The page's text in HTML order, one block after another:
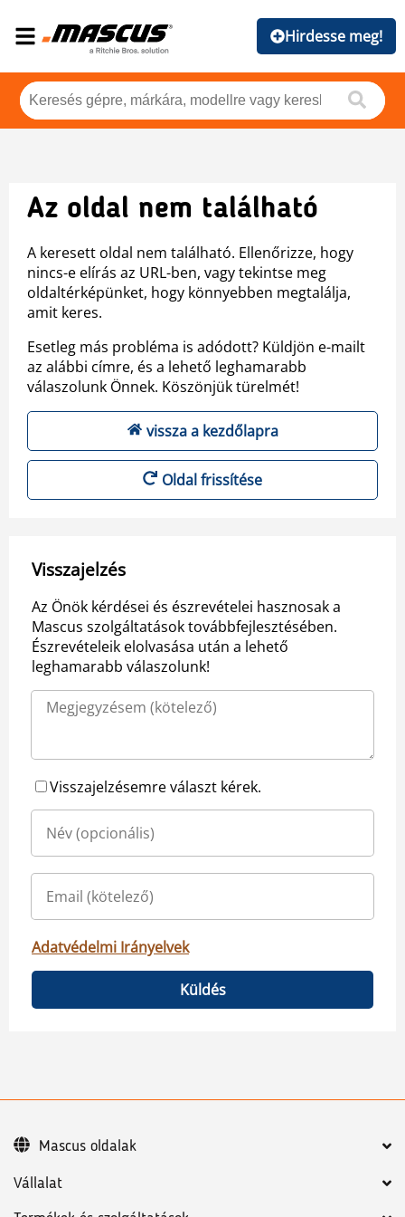
Hirdesse meg!
Az oldal nem található
A keresett oldal nem található. Ellenőrizze, hogy
nincs-e elírás az URL-ben, vagy tekintse meg
oldaltérképünket, hogy könnyebben megtalálja,
amit keres.
Esetleg más probléma is adódott? Küldjön e-mailt
az alábbi címre, és a lehető leghamarabb
válaszolunk Önnek. Köszönjük türelmét!
vissza a kezdőlapra
Oldal frissítése
Visszajelzés
Az Önök kérdései és észrevételei hasznosak a
Mascus szolgáltatások továbbfejlesztésében.
Észrevételeik elolvasása után a lehető
leghamarabb válaszolunk!
Visszajelzésemre választ kérek.
Adatvédelmi Irányelvek
Küldés
Vállalat
Mascus oldalak